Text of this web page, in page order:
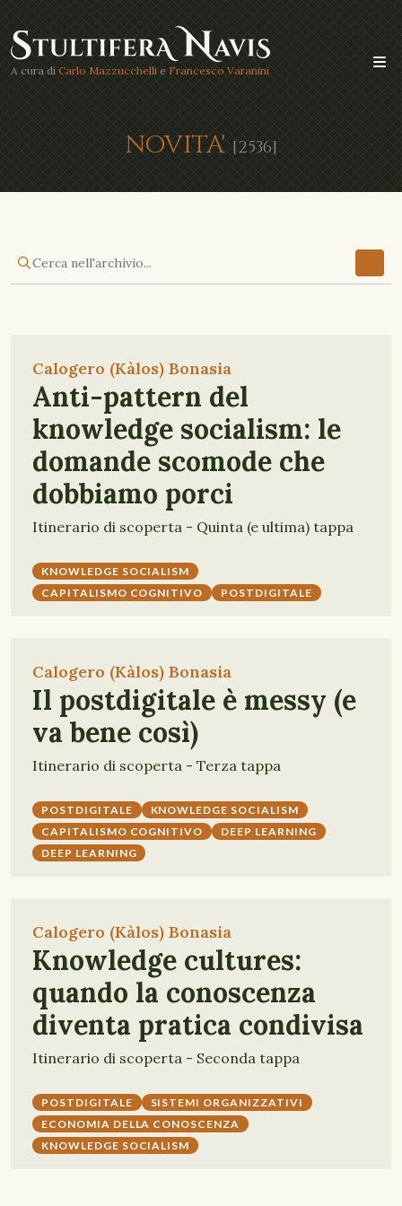
A cura di Carlo Mazzucchelli e Francesco Varanini
NOVITA' [2536]
Calogero (Kàlos) Bonasia
Anti-pattern del
knowledge socialism: le
domande scomode che
dobbiamo porci
Itinerario di scoperta - Quinta (e ultima) tappa
KNOWLEDGE SOCIALISM
CAPITALISMO COGNITIVO
POSTDIGITALE
Calogero (Kàlos) Bonasia
Il postdigitale è messy (e
va bene così)
Itinerario di scoperta - Terza tappa
POSTDIGITALE
KNOWLEDGE SOCIALISM
CAPITALISMO COGNITIVO
DEEP LEARNING
DEEP LEARNING
Calogero (Kàlos) Bonasia
Knowledge cultures:
quando la conoscenza
diventa pratica condivisa
Itinerario di scoperta - Seconda tappa
POSTDIGITALE
SISTEMI ORGANIZZATIVI
ECONOMIA DELLA CONOSCENZA
KNOWLEDGE SOCIALISM